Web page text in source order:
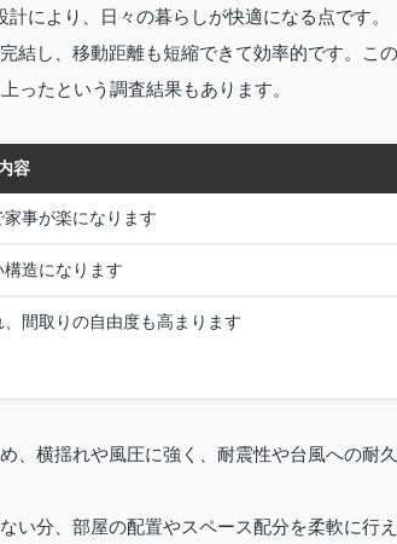
により、日々の暮らしが快適になる点です。
結し、移動距離も短縮できて効率的です。この
ったという調査結果もあります。
容
事が楽になります
造になります
間取りの自由度も高まります
、横揺れや風圧に強く、耐震性や台風への耐久
い分、部屋の配置やスペース配分を柔軟に行え